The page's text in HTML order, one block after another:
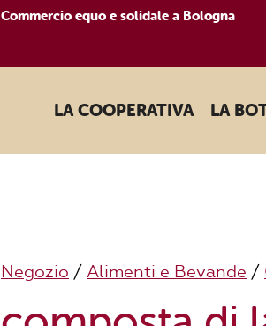
Commercio equo e solidale a Bologna
LA COOPERATIVA LA
Negozio / Alimenti e Bevande /